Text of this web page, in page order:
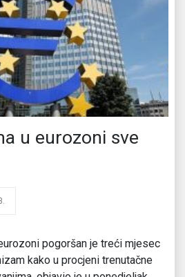
u eurozoni sve
pogoršan je treći mjesec
kako u procjeni trenutačne